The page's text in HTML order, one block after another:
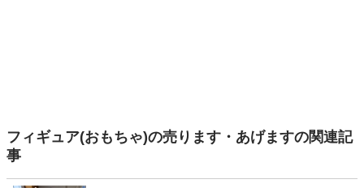
フィギュア(おもちゃ)の売ります・あげますの関連記
事